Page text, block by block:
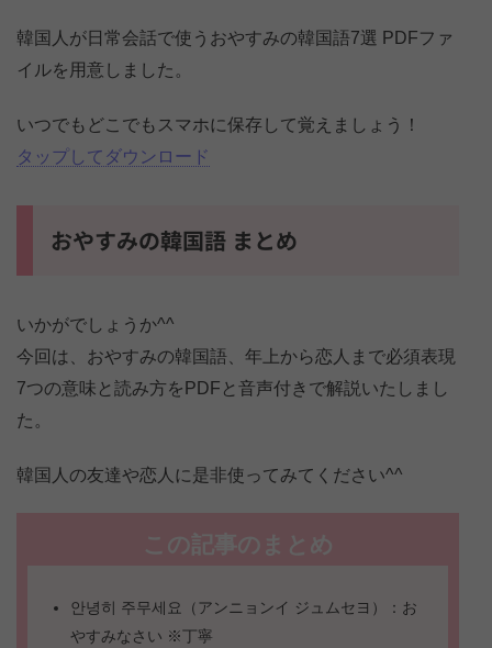
韓国人が日常会話で使うおやすみの韓国語7選 PDFファ
イルを用意しました。
いつでもどこでもスマホに保存して覚えましょう！
タップしてダウンロード
おやすみの韓国語 まとめ
いかがでしょうか^^
今回は、おやすみの韓国語、年上から恋人まで必須表現
7つの意味と読み方をPDFと音声付きで解説いたしまし
た。
韓国人の友達や恋人に是非使ってみてください^^
この記事のまとめ
안녕히 주무세요（アンニョンイ ジュムセヨ）：お
やすみなさい ※丁寧